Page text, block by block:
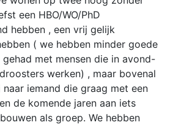
een HBO/WO/PhD
hebben , een vrij gelijk
( we hebben minder goede
gehad met mensen die in avond-
werken) , maar bovenal
naar iemand die graag met een
de komende jaren aan iets
als groep. We hebben